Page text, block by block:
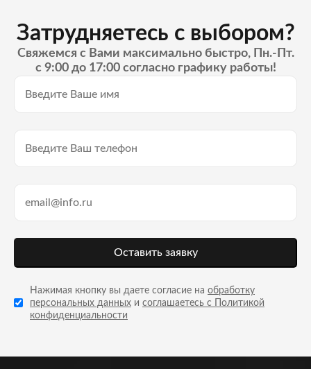
Затрудняетесь с выбором?
Свяжемся с Вами максимально быстро, Пн.-Пт.
с 9:00 до 17:00 согласно графику работы!
Оставить заявку
Нажимая кнопку вы даете согласие на обработку
персональных данных и соглашаетесь с Политикой
конфиденциальности